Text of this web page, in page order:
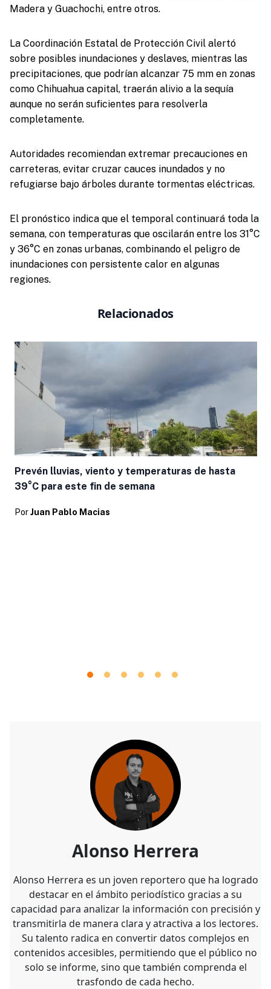
Madera y Guachochi, entre otros.
La Coordinación Estatal de Protección Civil alertó
sobre posibles inundaciones y deslaves, mientras las
precipitaciones, que podrían alcanzar 75 mm en zonas
como Chihuahua capital, traerán alivio a la sequía
aunque no serán suficientes para resolverla
completamente.
Autoridades recomiendan extremar precauciones en
carreteras, evitar cruzar cauces inundados y no
refugiarse bajo árboles durante tormentas eléctricas.
El pronóstico indica que el temporal continuará toda la
semana, con temperaturas que oscilarán entre los 31°C
y 36°C en zonas urbanas, combinando el peligro de
inundaciones con persistente calor en algunas
regiones.
Relacionados
Prevén lluvias, viento y temperaturas de hasta
39°C para este fin de semana
Por Juan Pablo Macias
Alonso Herrera
Alonso Herrera es un joven reportero que ha logrado
destacar en el ámbito periodístico gracias a su
capacidad para analizar la información con precisión y
transmitirla de manera clara y atractiva a los lectores.
Su talento radica en convertir datos complejos en
contenidos accesibles, permitiendo que el público no
solo se informe, sino que también comprenda el
trasfondo de cada hecho.